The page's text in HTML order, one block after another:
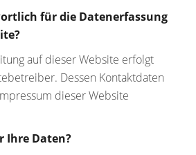
für die Datenerfassung
auf dieser Website erfolgt
Dessen Kontaktdaten
dieser Website
Ihre Daten?